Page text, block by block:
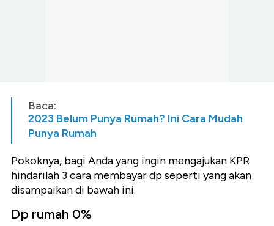
Baca:
2023 Belum Punya Rumah? Ini Cara Mudah
Punya Rumah
Pokoknya, bagi Anda yang ingin mengajukan KPR
hindarilah 3 cara membayar dp seperti yang akan
disampaikan di bawah ini.
Dp rumah 0%